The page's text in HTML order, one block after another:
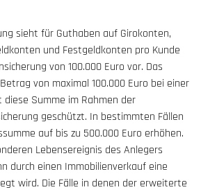
sieht für Guthaben auf Girokonten,
und Festgeldkonten pro Kunde
von 100.000 Euro vor. Das
von maximal 100.000 Euro bei einer
Summe im Rahmen der
geschützt. In bestimmten Fällen
auf bis zu 500.000 Euro erhöhen.
Lebensereignis des Anlegers
durch einen Immobilienverkauf eine
wird. Die Fälle in denen der erweiterte